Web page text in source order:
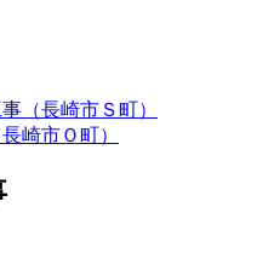
（長崎市Ｓ町）
崎市Ｏ町）